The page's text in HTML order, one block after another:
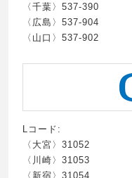
〈千葉〉537-390
〈広島〉537-904
〈山口〉537-902
Lコード:
〈大宮〉31052
〈川崎〉31053
〈新宿〉31054